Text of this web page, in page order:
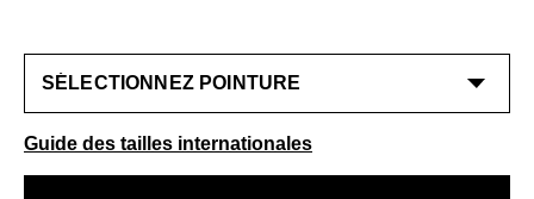
Guide des tailles internationales